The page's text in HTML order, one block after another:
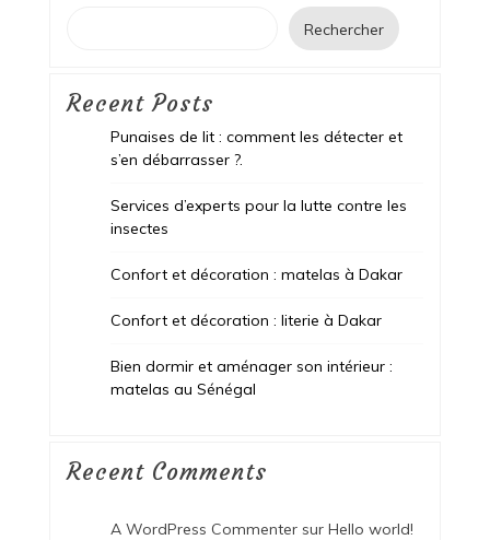
Rechercher
Recent Posts
Punaises de lit : comment les détecter et
s’en débarrasser ?.
Services d’experts pour la lutte contre les
insectes
Confort et décoration : matelas à Dakar
Confort et décoration : literie à Dakar
Bien dormir et aménager son intérieur :
matelas au Sénégal
Recent Comments
A WordPress Commentersur Hello world!